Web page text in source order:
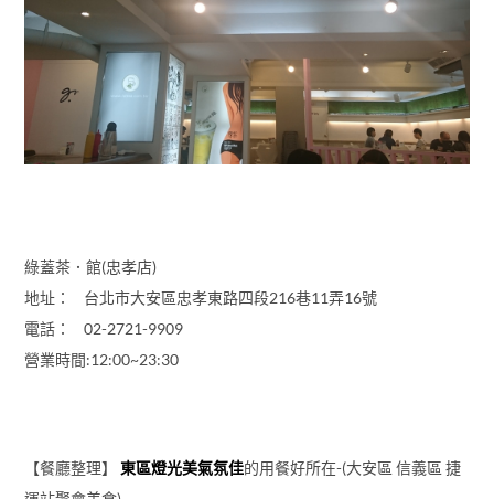
綠蓋茶．館(忠孝店)
地址： 台北市大安區忠孝東路四段216巷11弄16號
電話： 02-2721-9909
營業時間:12:00~23:30
【餐廳整理】 東區燈光美氣氛佳的用餐好所在-(大安區 信義區 捷